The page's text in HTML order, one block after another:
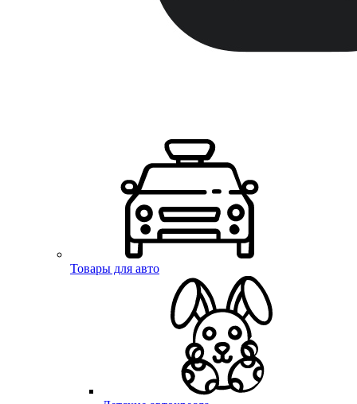
Товары для авто